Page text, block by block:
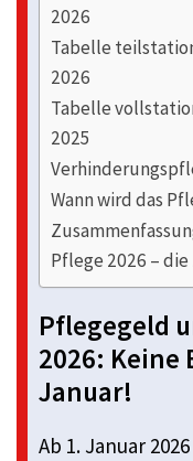
2026
Tabelle
2026
Tabelle
2025
Wann wird das
Pflege 2026 –
Pflegegeld
2026: Keine
Januar!
Ab 1. Januar